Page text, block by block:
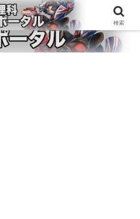
検索